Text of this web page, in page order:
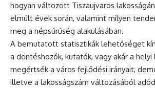
hogyan változott Tiszaujvaros
elmúlt évek során, valamint milyen
meg a népsűrűség alakulásában.
A bemutatott statisztikák lehetőséget
a döntéshozók, kutatók, vagy akár a helyi
megértsék a város fejlődési irányait,
illetve a lakosságszám változásából